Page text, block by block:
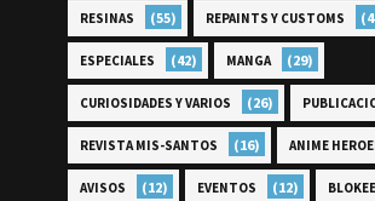
RESINAS (55) REPAINTS Y CUSTOMS
ESPECIALES (42) MANGA (29)
CURIOSIDADES Y VARIOS (26)
REVISTA MIS-SANTOS (16) ANIME
AVISOS (12) EVENTOS (12)